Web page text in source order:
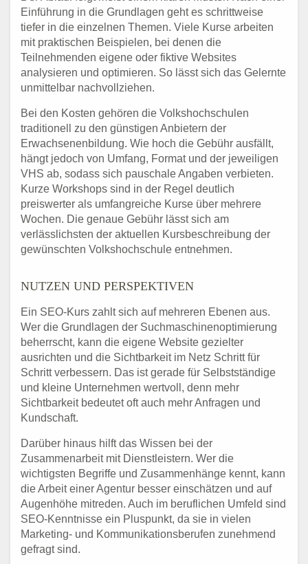
Einführung in die Grundlagen geht es schrittweise
tiefer in die einzelnen Themen. Viele Kurse arbeiten
mit praktischen Beispielen, bei denen die
Teilnehmenden eigene oder fiktive Websites
analysieren und optimieren. So lässt sich das Gelernte
unmittelbar nachvollziehen.
Bei den Kosten gehören die Volkshochschulen
traditionell zu den günstigen Anbietern der
Erwachsenenbildung. Wie hoch die Gebühr ausfällt,
hängt jedoch von Umfang, Format und der jeweiligen
VHS ab, sodass sich pauschale Angaben verbieten.
Kurze Workshops sind in der Regel deutlich
preiswerter als umfangreiche Kurse über mehrere
Wochen. Die genaue Gebühr lässt sich am
verlässlichsten der aktuellen Kursbeschreibung der
gewünschten Volkshochschule entnehmen.
NUTZEN UND PERSPEKTIVEN
Ein SEO-Kurs zahlt sich auf mehreren Ebenen aus.
Wer die Grundlagen der Suchmaschinenoptimierung
beherrscht, kann die eigene Website gezielter
ausrichten und die Sichtbarkeit im Netz Schritt für
Schritt verbessern. Das ist gerade für Selbstständige
und kleine Unternehmen wertvoll, denn mehr
Sichtbarkeit bedeutet oft auch mehr Anfragen und
Kundschaft.
Darüber hinaus hilft das Wissen bei der
Zusammenarbeit mit Dienstleistern. Wer die
wichtigsten Begriffe und Zusammenhänge kennt, kann
die Arbeit einer Agentur besser einschätzen und auf
Augenhöhe mitreden. Auch im beruflichen Umfeld sind
SEO-Kenntnisse ein Pluspunkt, da sie in vielen
Marketing- und Kommunikationsberufen zunehmend
gefragt sind.